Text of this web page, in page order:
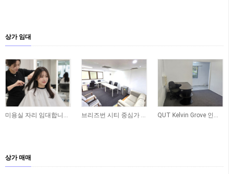
상가 임대
미용실 자리 임대합니다 - Yeronga 브리즈번 시티 중심가 사무실 공간 임대합니다 QUT Kelvin Grove 인근 오피스 공간 임대합니다
상가 매매